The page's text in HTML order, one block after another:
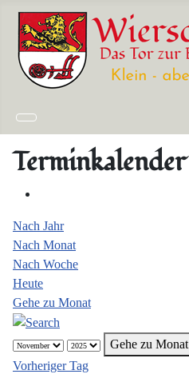
Terminkalender
Nach Jahr
Nach Monat
Nach Woche
Heute
Gehe zu Monat
Gehe zu Monat
Vorheriger Tag